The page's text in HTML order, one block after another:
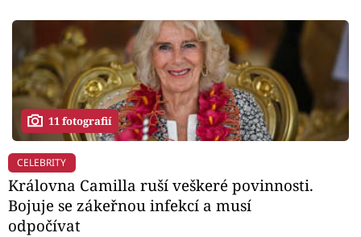
11 fotografií
CELEBRITY
Královna Camilla ruší veškeré povinnosti.
Bojuje se zákeřnou infekcí a musí
odpočívat